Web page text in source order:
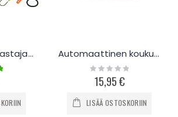
128-osainen kalastajan setti Automaattinen koukunsolmija
Rating:
0%
15,95 €
LISÄÄ OSTOSKORIIN